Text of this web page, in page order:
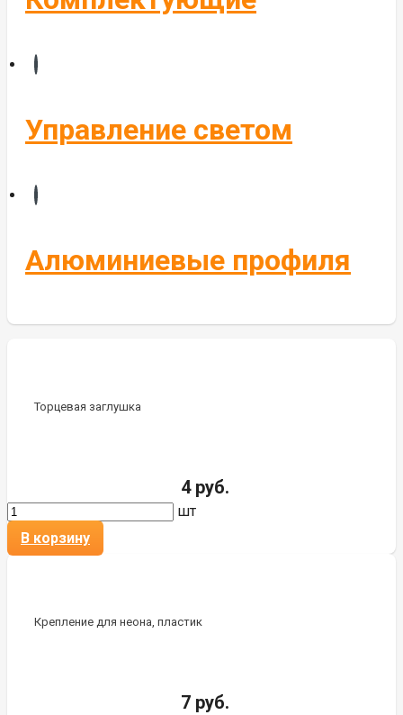
Управление светом
Алюминиевые профиля
Торцевая заглушка
4 руб.
шт
В корзину
Крепление для неона, пластик
7 руб.